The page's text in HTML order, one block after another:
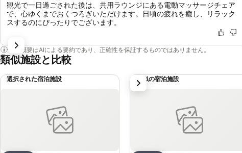
観光で一日過ごされた後は、共用ラウンジにある電動マッサージチェア
で、心ゆくまでおくつろぎいただけます。日頃の疲れを癒し、リラック
スするのにぴったりでございます。
この概要はAIによる要約であり、正確性を保証するものではありません。
類似施設と比較
選択された宿泊施設 類似の宿泊施設
次